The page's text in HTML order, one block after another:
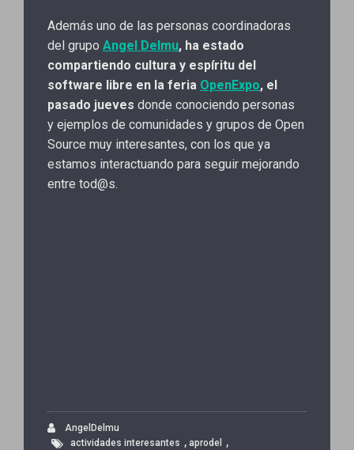
Además uno de las personas coordinadoras
del grupo Angel Delmu, ha estado
compartiendo cultura y espíritu del
software libre en la feria OpenExpo, el
pasado jueves donde conociendo personas
y ejemplos de comunidades y grupos de Open
Source muy interesantes, con los que ya
estamos interactuando para seguir mejorando
entre tod@s.
AngelDelmu
actividades interesantes , aprodel ,